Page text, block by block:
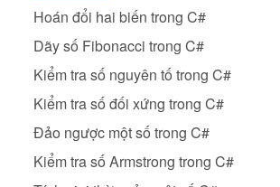
Hoán đổi hai biến trong C#
Dãy số Fibonacci trong C#
Kiểm tra số nguyên tố trong C#
Kiểm tra số đối xứng trong C#
Đảo ngược một số trong C#
Kiểm tra số Armstrong trong C#